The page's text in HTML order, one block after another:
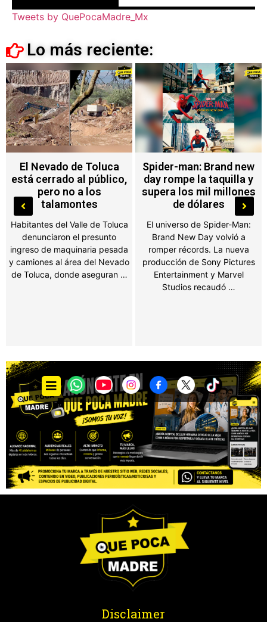
Tweets by QuePocaMadre_Mx
Lo más reciente:
Spider-man: Brand new
day rompe la taquilla y
supera los mil millones
de dólares
El universo de Spider-Man:
Brand New Day volvió a
romper récords. La nueva
producción de Sony Pictures
Entertainment y Marvel
¡Le dio con todo al Tri!
Osmar Olvera desata
polémica con supuesto
dardo tras el fracaso
El doble medallista olímpico
soltó una frase que
aficionados interpretaron
como una indirecta a la
Selección Mexicana y las
Disclaimer